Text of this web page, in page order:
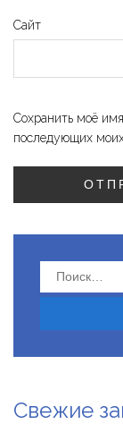
Сайт
Сохранить моё
последующих
Найти:
Свежие